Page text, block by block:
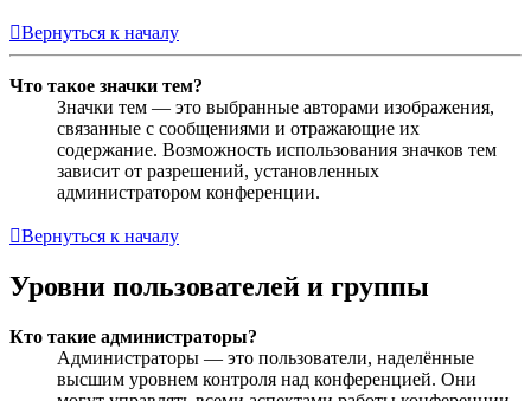
Вернуться к началу
Что такое значки тем?
Значки тем — это выбранные авторами изображения,
связанные с сообщениями и отражающие их
содержание. Возможность использования значков тем
зависит от разрешений, установленных
администратором конференции.
Вернуться к началу
Уровни пользователей и группы
Кто такие администраторы?
Администраторы — это пользователи, наделённые
высшим уровнем контроля над конференцией. Они